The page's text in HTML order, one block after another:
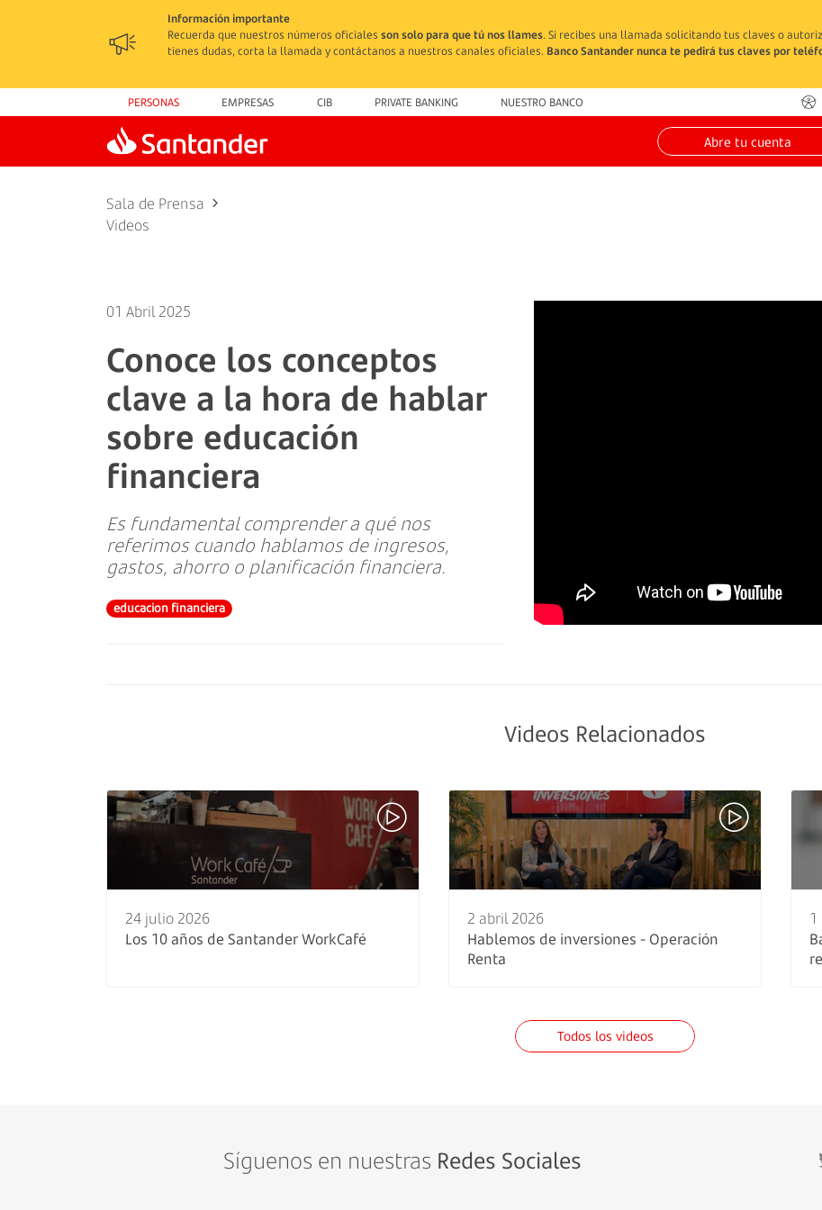
Información importante
Recuerda que nuestros números oficiales son solo para que tú nos llames. Si recibes una llamada solicitando tus claves o
tienes dudas, corta la llamada y contáctanos a nuestros canales oficiales. Banco Santander nunca te pedirá tus claves por
PERSONAS EMPRESAS CIB PRIVATE BANKING NUESTRO BANCO
Abre tu cuenta
Sala de Prensa
Videos
01 Abril 2025
Conoce los conceptos
clave a la hora de hablar
sobre educación
financiera
Es fundamental comprender a qué nos
referimos cuando hablamos de ingresos,
gastos, ahorro o planificación financiera.
educacion financiera
Videos Relacionados
24 julio 2026
Los 10 años de Santander WorkCafé
2 abril 2026
Hablemos de inversiones - Operación
Renta
1
Todos los videos
Síguenos en nuestras Redes Sociales